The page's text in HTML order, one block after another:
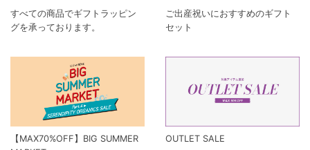
すべての商品でギフトラッピン
グを承っております。
ご出産祝いにおすすめのギフト
セット
【MAX70%OFF】BIG SUMMER
OUTLET SALE